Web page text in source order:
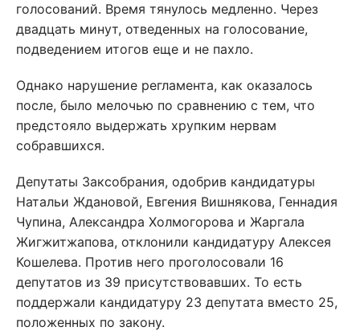
голосований. Время тянулось медленно. Через
двадцать минут, отведенных на голосование,
подведением итогов еще и не пахло.
Однако нарушение регламента, как оказалось
после, было мелочью по сравнению с тем, что
предстояло выдержать хрупким нервам
собравшихся.
Депутаты Заксобрания, одобрив кандидатуры
Натальи Ждановой, Евгения Вишнякова, Геннадия
Чупина, Александра Холмогорова и Жаргала
Жигжитжапова, отклонили кандидатуру Алексея
Кошелева. Против него проголосовали 16
депутатов из 39 присутствовавших. То есть
поддержали кандидатуру 23 депутата вместо 25,
положенных по закону.